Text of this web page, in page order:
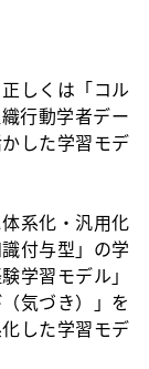
しくは「コル
行動学者デー
した学習モデ
系化・汎用化
付与型」の学
学習モデル」
気づき）」を
した学習モデ